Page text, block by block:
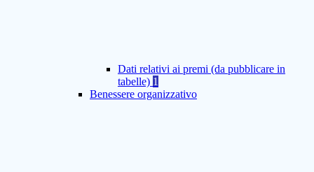
Dati relativi ai premi (da pubblicare in
tabelle) 1
Benessere organizzativo